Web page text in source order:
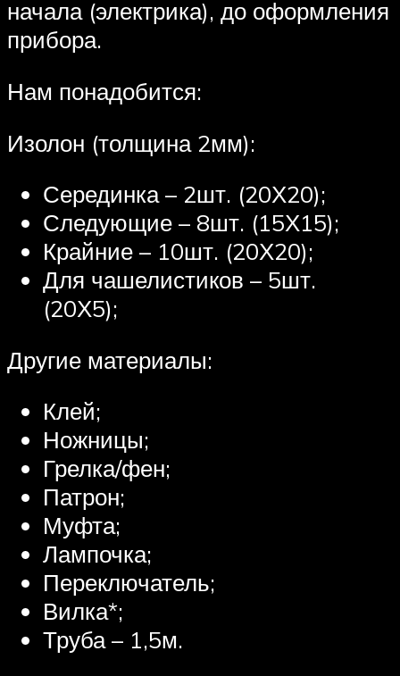
начала (электрика), до оформления
прибора.
Нам понадобится:
Изолон (толщина 2мм):
Серединка – 2шт. (20Х20);
Следующие – 8шт. (15Х15);
Крайние – 10шт. (20Х20);
Для чашелистиков – 5шт.
(20Х5);
Другие материалы:
Клей;
Ножницы;
Грелка/фен;
Патрон;
Муфта;
Лампочка;
Переключатель;
Вилка*;
Труба – 1,5м.